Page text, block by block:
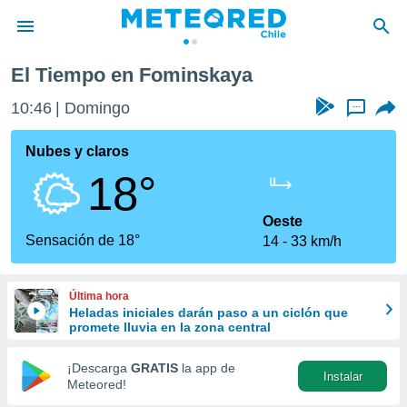
de
por
que se
calidad.
a este
las
y
forma
digital
basada
El Tiempo en Fominskaya
10:46 Domingo ...
Nubes y claros
18°
Sensación de 18°
Oeste
14
33 km/h
Última hora
Heladas iniciales darán paso a un ciclón que
promete lluvia en la zona central
¡Descarga GRATIS la app de
Meteored!
Instalar